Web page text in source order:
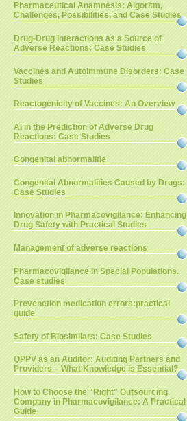
Pharmaceutical Anamnesis: Algoritm,
Challenges, Possibilities, and Case Studies
Drug-Drug Interactions as a Source of
Adverse Reactions: Case Studies
Vaccines and Autoimmune Disorders: Case
Studies
Reactogenicity of Vaccines: An Overview
AI in the Prediction of Adverse Drug
Reactions: Case Studies
Congenital abnormalitie
Congenital Abnormalities Caused by Drugs:
Case Studies
Innovation in Pharmacovigilance: Enhancing
Drug Safety with Practical Studies
Management of adverse reactions
Pharmacovigilance in Special Populations.
Case studies
Prevenetion medication errors:practical
guide
Safety of Biosimilars: Case Studies
QPPV as an Auditor: Auditing Partners and
Providers – What Knowledge is Essential?
How to Choose the "Right" Outsourcing
Company in Pharmacovigilance: A Practical
Guide